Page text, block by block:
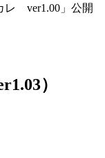
レ ver1.00」公開
）